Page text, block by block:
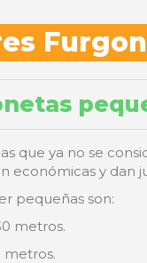
que ya no se
económicas y dan
pequeñas son:
metros.
metros.